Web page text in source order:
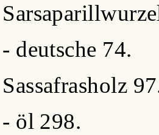
- deutsche 74.
Sassafrasholz
- öl 298.